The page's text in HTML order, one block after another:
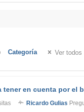
Categoría Ver todos
tener en cuenta por el
Ricardo Gulias